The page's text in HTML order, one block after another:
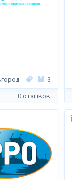
3
0 отзывов